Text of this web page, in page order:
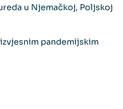
u Njemačkoj, Poljskoj
pandemijskim